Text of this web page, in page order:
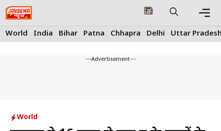
Skip
to
content
World India Bihar Patna Chhapra Delhi Uttar
---Advertisement---
World